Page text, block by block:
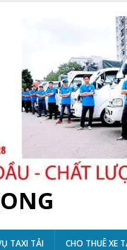
TAXI TẢI CHO THUÊ XE